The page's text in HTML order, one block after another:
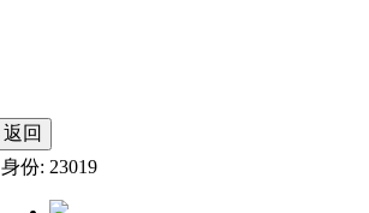
返回
身份: 23019